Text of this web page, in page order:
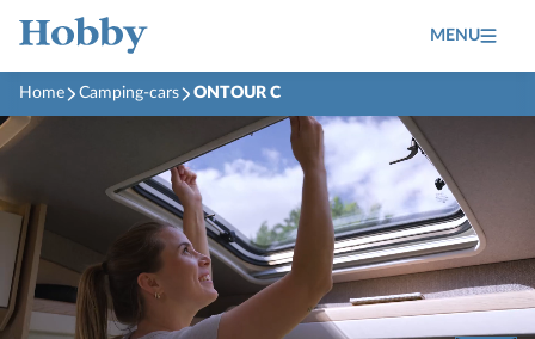
MENU
Home Camping-cars ONTOUR C